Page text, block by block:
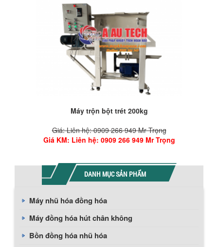
Máy trộn bột trét 200kg
Giá: Liên hệ: 0909 266 949 Mr Trọng
Giá KM: Liên hệ: 0909 266 949 Mr Trọng
DANH MỤC SẢN PHẨM
Máy nhũ hóa đồng hóa
Máy đồng hóa hút chân không
Bồn đồng hóa nhũ hóa